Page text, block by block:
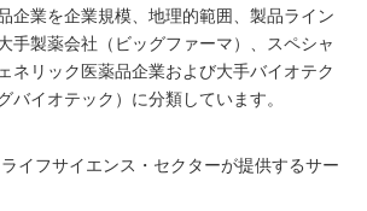
企業を企業規模、地理的範囲、製品ライン
手製薬会社（ビッグファーマ）、スペシャ
ネリック医薬品企業および大手バイオテク
バイオテック）に分類しています。
ライフサイエンス・セクターが提供するサー